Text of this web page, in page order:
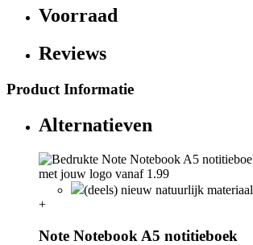
Voorraad
Reviews
Product Informatie
Alternatieven
(deels) nieuw natuurlijk materiaal
+
Note Notebook A5 notitieboek